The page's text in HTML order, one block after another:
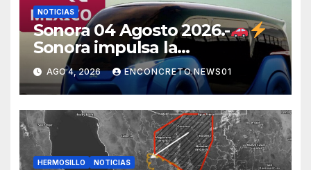
NOTICIAS
Sonora 04 Agosto 2026.-
Sonora impulsa la
electromovilidad con
«Beyond», un vehículo
eléctrico desarrollado junto al
ITH
AGO 4, 2026 ENCONCRETO.NEWS01
HERMOSILLO NOTICIAS